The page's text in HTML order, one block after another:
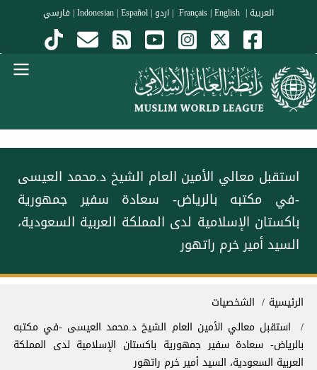
تجاوز إلى المحتوى الرئيسي
العربية|
|English
| اردو|
Indonesian |Español
| فارسي
استقبل معالي الأمين العام الشيخ د.محمد العيسى
-في مكتبه بالرياض- سعادة سفير جمهورية
باكستان الإسلامية لدى المملكة العربية السعودية،
السيد أمير خرم راتهور
مسار التنقل
الرئيسية
الشخصيات
استقبل معالي الأمين العام الشيخ د.محمد العيسى -في مكتبه
بالرياض- سعادة سفير جمهورية باكستان الإسلامية لدى المملكة
العربية السعودية، السيد أمير خرم راتهور